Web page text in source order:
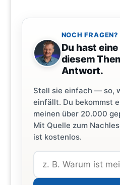
NOCH
Du hast
diesem
Antwort.
Stell sie einfach — so,
einfällt. Du bekommst
meinen über 20.000
Mit Quelle zum
ist kostenlos.